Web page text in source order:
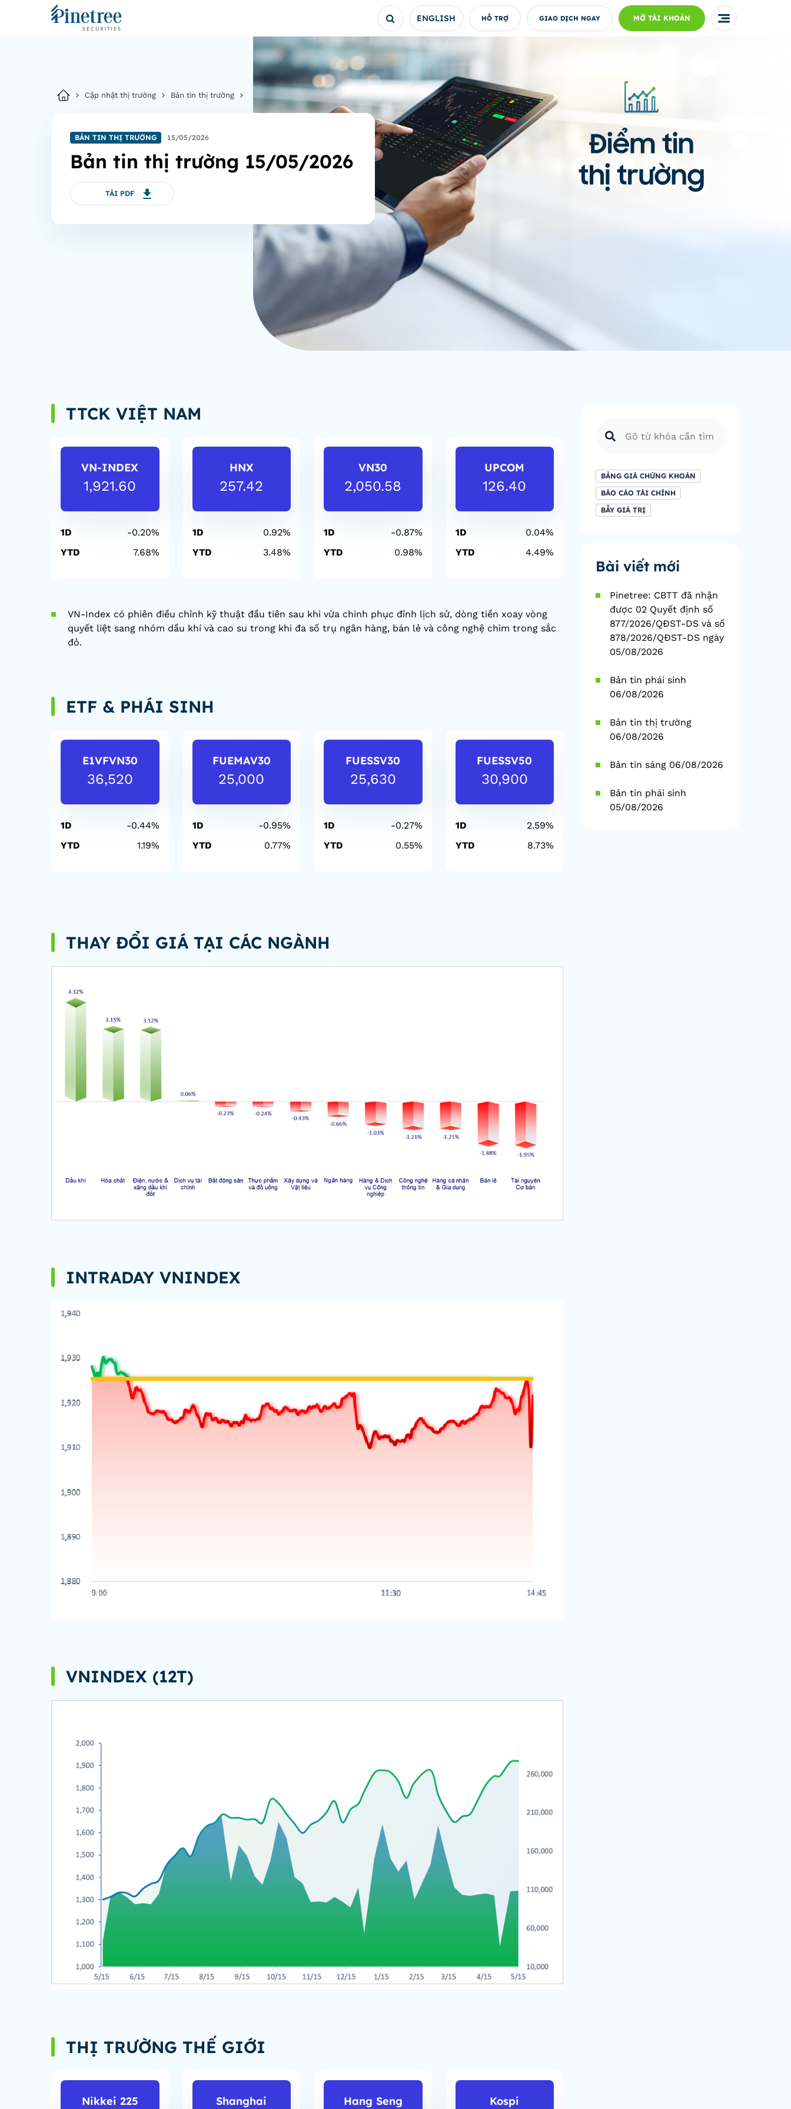
ENGLISH HỖ TRỢ GIAO DỊCH NGAY MỞ TÀI KHOẢN
Cập nhật thị trường Bản tin thị trường
BẢN TIN THỊ TRƯỜNG 15/05/2026
Bản tin thị trường 15/05/2026
TẢI PDF
TTCK VIỆT NAM
VN-INDEX
1,921.60
1D
-0.20%
YTD
7.68%
HNX
257.42
1D
0.92%
YTD
3.48%
VN30
2,050.58
1D
-0.87%
YTD
0.98%
UPCOM
126.40
1D
0.04%
YTD
4.49%
NĐTNN (tỷ)
-816.39
VN-Index có phiên điều chỉnh kỹ thuật đầu tiên sau khi vừa chinh phục đỉnh lịch sử, dòng tiền xoay vòng
quyết liệt sang nhóm dầu khí và cao su trong khi đa số trụ ngân hàng, bán lẻ và công nghệ chìm trong sắc
đỏ.
ETF & PHÁI SINH
E1VFVN30
36,520
1D
-0.44%
YTD
1.19%
FUEMAV30
25,000
1D
-0.95%
YTD
0.77%
FUESSV30
25,630
1D
-0.27%
YTD
0.55%
FUESSV50
30,900
1D
2.59%
YTD
8.73%
FUESSVFL
THAY ĐỔI GIÁ TẠI CÁC NGÀNH
INTRADAY VNINDEX
VNINDEX (12T)
THỊ TRƯỜNG THẾ GIỚI
Nikkei 225 Shanghai Hang Seng Kospi
BẢNG GIÁ CHỨNG KHOÁN
BÁO CÁO TÀI CHÍNH
BẪY GIÁ TRỊ
Bài viết mới
Pinetree: CBTT đã nhận
được 02 Quyết định số
877/2026/QĐST-DS và số
878/2026/QĐST-DS ngày
05/08/2026
Bản tin phái sinh
06/08/2026
Bản tin thị trường
06/08/2026
Bản tin sáng 06/08/2026
Bản tin phái sinh
05/08/2026